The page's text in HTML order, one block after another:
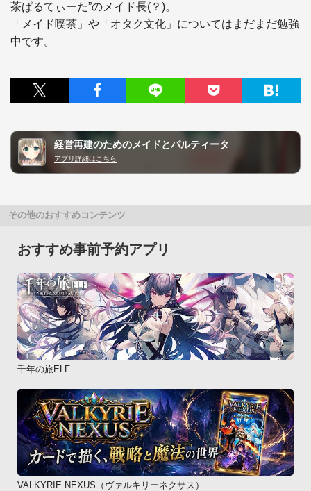
茶ぱるてぃーた”のメイド長(？)。
「メイド喫茶」や「オタク文化」についてはまだまだ勉強
中です。
経営再建のためのメイドとパルティータ
アプリ詳細はこちら
その他のおすすめコンテンツ
おすすめ事前予約アプリ
千年の旅ELF
VALKYRIE NEXUS（ヴァルキリーネクサス）